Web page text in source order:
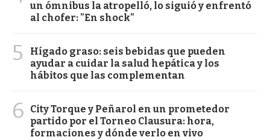
un ómnibus la atropelló, lo siguió y enfrentó
al chofer: "En shock"
5
Hígado graso: seis bebidas que pueden
ayudar a cuidar la salud hepática y los
hábitos que las complementan
6
City Torque y Peñarol en un prometedor
partido por el Torneo Clausura: hora,
formaciones y dónde verlo en vivo